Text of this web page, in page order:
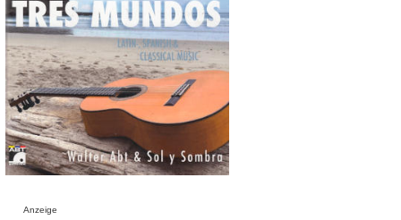
Anzeige